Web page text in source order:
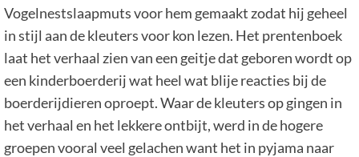
Vogelnestslaapmuts voor hem gemaakt zodat hij geheel
in stijl aan de kleuters voor kon lezen. Het prentenboek
laat het verhaal zien van een geitje dat geboren wordt op
een kinderboerderij wat heel wat blije reacties bij de
boerderijdieren oproept. Waar de kleuters op gingen in
het verhaal en het lekkere ontbijt, werd in de hogere
groepen vooral veel gelachen want het in pyjama naar